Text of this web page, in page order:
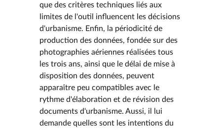
que des critères techniques liés aux
limites de l'outil influencent les décisions
d'urbanisme. Enfin, la périodicité de
production des données, fondée sur des
photographies aériennes réalisées tous
les trois ans, ainsi que le délai de mise à
disposition des données, peuvent
apparaître peu compatibles avec le
rythme d'élaboration et de révision des
documents d'urbanisme. Aussi, il lui
demande quelles sont les intentions du